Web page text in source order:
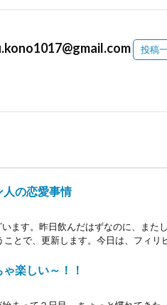
投稿
人の恋愛事情
ます。昨日飲んだはずなのに、また
ことで、更新します。今日は、フィリ
楽しい～！！